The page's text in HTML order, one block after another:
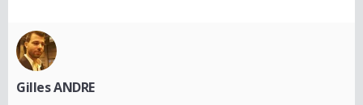
Gilles ANDRE